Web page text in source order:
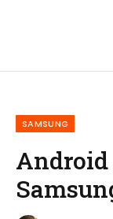
SAMSUNG